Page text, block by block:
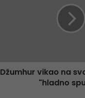
Džumhur vikao na
"hladno